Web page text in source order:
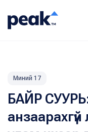
Миний 17
БАЙР
анзаарахгүй